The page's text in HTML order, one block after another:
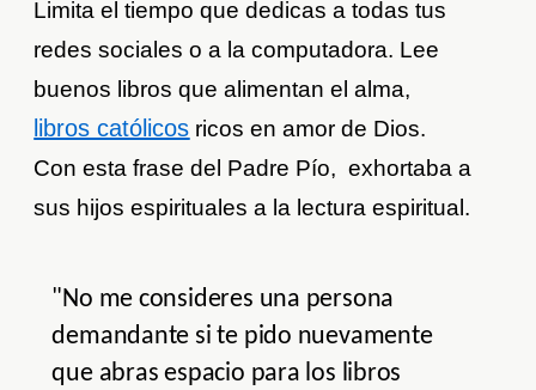
Limita el tiempo que dedicas a todas tus
redes sociales o a la computadora. Lee
buenos libros que alimentan el alma,
libros católicos ricos en amor de Dios.
Con esta frase del Padre Pío, exhortaba a
sus hijos espirituales a la lectura espiritual.
"No me consideres una persona
demandante si te pido nuevamente
que abras espacio para los libros